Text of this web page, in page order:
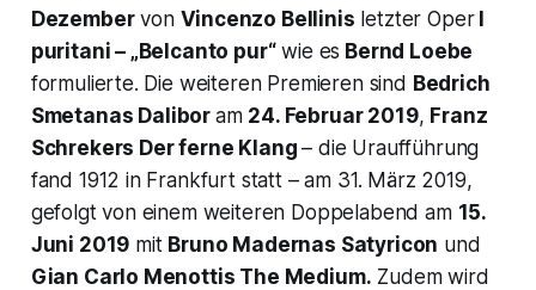
Dezembervon Vincenzo Bellinis letzter Oper I
puritani – „Belcanto pur“wie es Bernd Loebe
formulierte. Die weiteren Premieren sind Bedrich
Smetanas Dalibor am 24. Februar 2019, Franz
Schrekers Der ferne Klang – die Uraufführung
fand 1912 in Frankfurt statt – am 31. März 2019,
gefolgt von einem weiteren Doppelabend am 15.
Juni 2019 mit Bruno Madernas Satyricon und
Gian Carlo Menottis The Medium. Zudem wird